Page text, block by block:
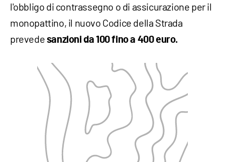
l'obbligo di contrassegno o di assicurazione per il
monopattino, il nuovo Codice della Strada
prevede sanzioni da 100 fino a 400 euro.